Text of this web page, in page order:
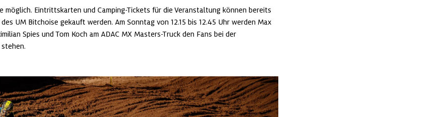
möglich. Eintrittskarten und Camping-Tickets für die Veranstaltung können bereits
des UM Bitchoise gekauft werden. Am Sonntag von 12.15 bis 12.45 Uhr werden Max
Spies und Tom Koch am ADAC MX Masters-Truck den Fans bei der